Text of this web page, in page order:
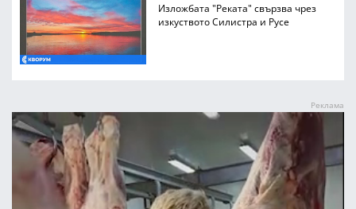
Изложбата "Реката" свързва чрез
изкуството Силистра и Русе